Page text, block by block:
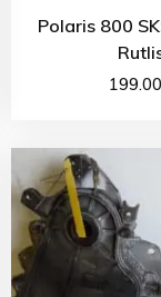
Polaris 800
199.00